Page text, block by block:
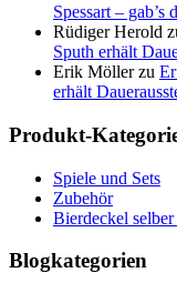
Spessart – gab’s
Rüdiger Herold
Sputh erhält
Erik Möllerzu
erhält
Produkt-
Spiele und Sets
Zubehör
Bierdeckel selber
Blogkategorien